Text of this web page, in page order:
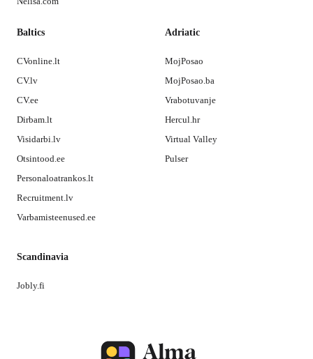
Baltics
CVonline.lt
CV.lv
CV.ee
Dirbam.lt
Visidarbi.lv
Otsintood.ee
Personaloatrankos.lt
Recruitment.lv
Varbamisteenused.ee
Adriatic
MojPosao
MojPosao.ba
Vrabotuvanje
Hercul.hr
Virtual Valley
Pulser
Scandinavia
Jobly.fi